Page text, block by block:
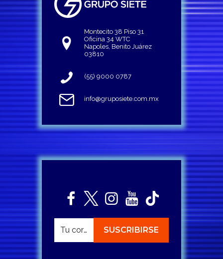
Montecito 38 Piso 31
Oficina 34 WTC
Napoles, Benito Juárez
03810
(55) 9000 0787
info@gruposiete.com.mx